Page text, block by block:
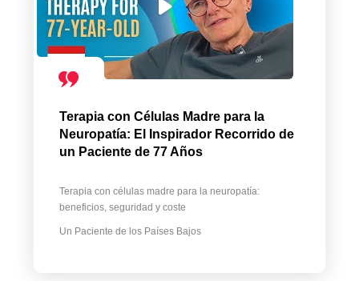
Terapia con Células Madre para la
Neuropatía: El Inspirador Recorrido de
un Paciente de 77 Años
Terapia con células madre para la neuropatía:
beneficios, seguridad y coste
Un Paciente de los Países Bajos